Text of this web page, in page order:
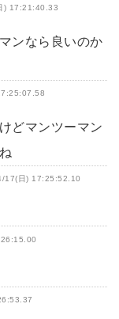
) 17:21:40.33
ンなら良いのか
どマンツーマン
17(日) 17:25:52.10